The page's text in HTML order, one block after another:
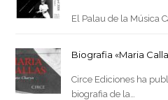
El Palau de la Música
Biografia «Maria
Circe Ediciones ha
biografia de la…